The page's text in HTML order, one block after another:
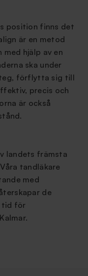
position finns det
är en metod
hjälp av en
ska under
förflytta sig till
precis och
är också
landets främsta
tandläkare
med
de
tid för